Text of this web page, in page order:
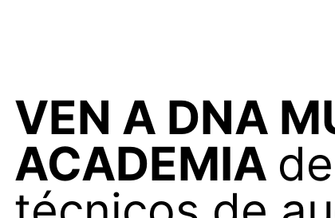
VEN A DNA
ACADEMIA